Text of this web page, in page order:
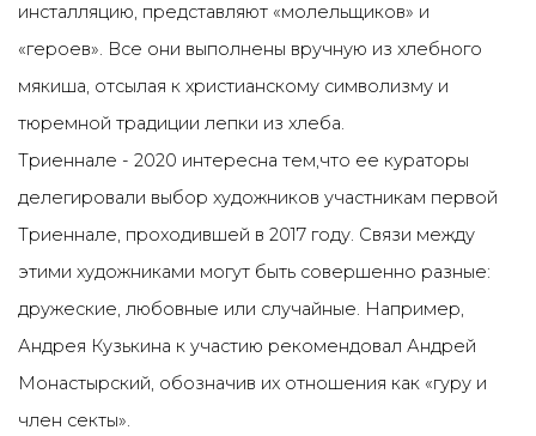
инсталляцию, представляют «молельщиков» и
«героев». Все они выполнены вручную из хлебного
мякиша, отсылая к христианскому символизму и
тюремной традиции лепки из хлеба.
Триеннале - 2020 интересна тем,что ее кураторы
делегировали выбор художников участникам первой
Триеннале, проходившей в 2017 году. Связи между
этими художниками могут быть совершенно разные:
дружеские, любовные или случайные. Например,
Андрея Кузькина к участию рекомендовал Андрей
Монастырский, обозначив их отношения как «гуру и
член секты».